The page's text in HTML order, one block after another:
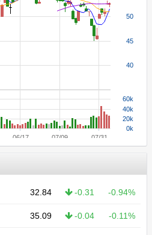
32.84 -0.31 -0.94%
35.09 -0.04 -0.11%